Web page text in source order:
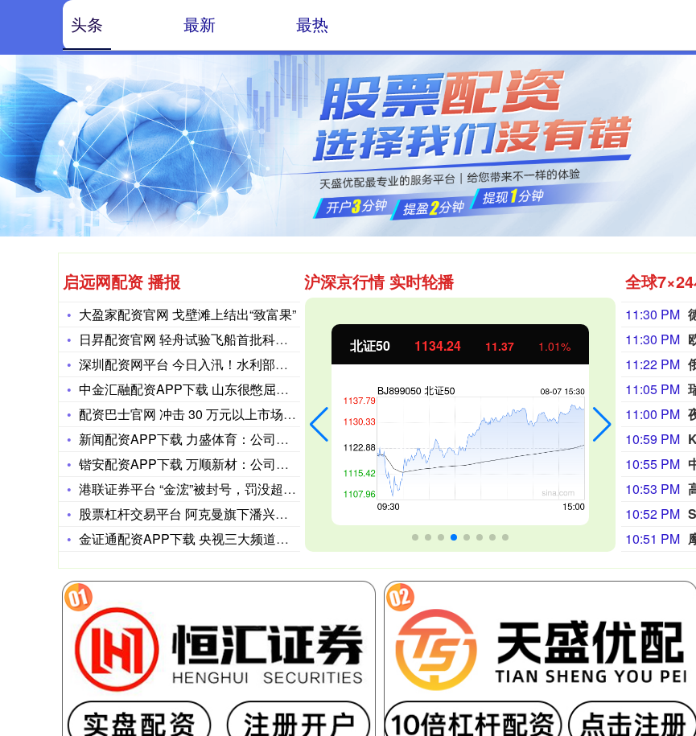
启远
启远网配资 播报
大盈家配资官网 戈壁滩上结出“致富果”
日昇配资官网 轻舟试验飞船首批科学成果发布，电池成本仅为传统
深圳配资网平台 今日入汛！水利部：今年北方地区洪涝灾害可能多
中金汇融配资APP下载 山东很憋屈的省属高校，增补211惨被
配资巴士官网 冲击 30 万元以上市场，消息称零跑计划明年推
新闻配资APP下载 力盛体育：公司服务的亚洲保时捷卡雷拉杯（
锴安配资APP下载 万顺新材：公司已设立安徽中基铝塑膜科技有
港联证券平台 “金浤”被封号，罚没超8300万元，官方披露详
股票杠杆交易平台 阿克曼旗下潘兴广场50亿美元IPO即将挂牌
金证通配资APP下载 央视三大频道六次聚焦报道山东港口青岛港
沪深京行情 实时轮播
沪深300 4694.44 43.13 0.93% 北证50 1134.24 11.37 1.01% 创业
全球
11:30 PM
11:30 PM
11:22 PM
11:05 PM
11:00 PM
10:59 PM
10:55 PM
10:53 PM
10:52 PM
10:51 PM
头条 最新 最热